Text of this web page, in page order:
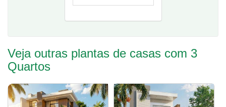
Veja outras plantas de casas com 3
Quartos